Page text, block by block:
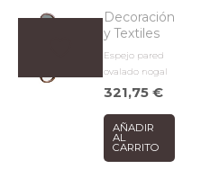
Decoración
y Textiles
Espejo pared
ovalado nogal
321,75€
AÑADIR
AL
CARRITO